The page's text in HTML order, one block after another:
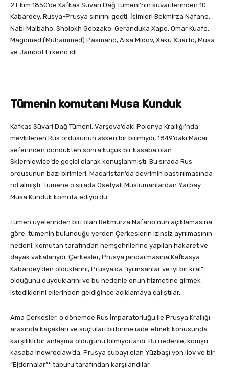
2 Ekim 1850’de Kafkas Süvari Dağ Tümeni’nin süvarilerinden 10
Kabardey, Rusya-Prusya sınırını geçti. İsimleri Bekmirza Nafano,
Nabi Malbaho, Sholokh Gobzako, Geranduka Xapo, Omar Kuafo,
Magomed (Muhammed) Pasmano, Aisa Mıdov, Xaku Xuarto, Musa
ve Jambot Erkeno idi.
Tümenin komutanı Musa Kunduk
Kafkas Süvari Dağ Tümeni, Varşova’daki Polonya Krallığı’nda
mevkilenen Rus ordusunun askeri bir birimiydi, 1849’daki Macar
seferinden döndükten sonra küçük bir kasaba olan
Skierniewice’de geçici olarak konuşlanmıştı. Bu sırada Rus
ordusunun bazı birimleri, Macaristan’da devrimin bastırılmasında
rol almıştı. Tümene o sırada Osetyalı Müslümanlardan Yarbay
Musa Kunduk komuta ediyordu.
Tümen üyelerinden biri olan Bekmurza Nafano’nun açıklamasına
göre, tümenin bulunduğu yerden Çerkeslerin izinsiz ayrılmasının
nedeni, komutan tarafından hemşehrilerine yapılan hakaret ve
dayak vakalarıydı. Çerkesler, Prusya jandarmasına Kafkasya
Kabardey’den olduklarını, Prusya’da “iyi insanlar ve iyi bir kral”
olduğunu duyduklarını ve bu nedenle onun hizmetine girmek
istediklerini ellerinden geldiğince açıklamaya çalıştılar.
Ama Çerkesler, o dönemde Rus İmparatorluğu ile Prusya Krallığı
arasında kaçakları ve suçluları birbirine iade etmek konusunda
karşılıklı bir anlaşma olduğunu bilmiyorlardı. Bu nedenle, komşu
kasaba Inowroclaw’da, Prusya subayı olan Yüzbaşı von Ilov ve bir
“Ejderhalar”* taburu tarafından karşılandılar.